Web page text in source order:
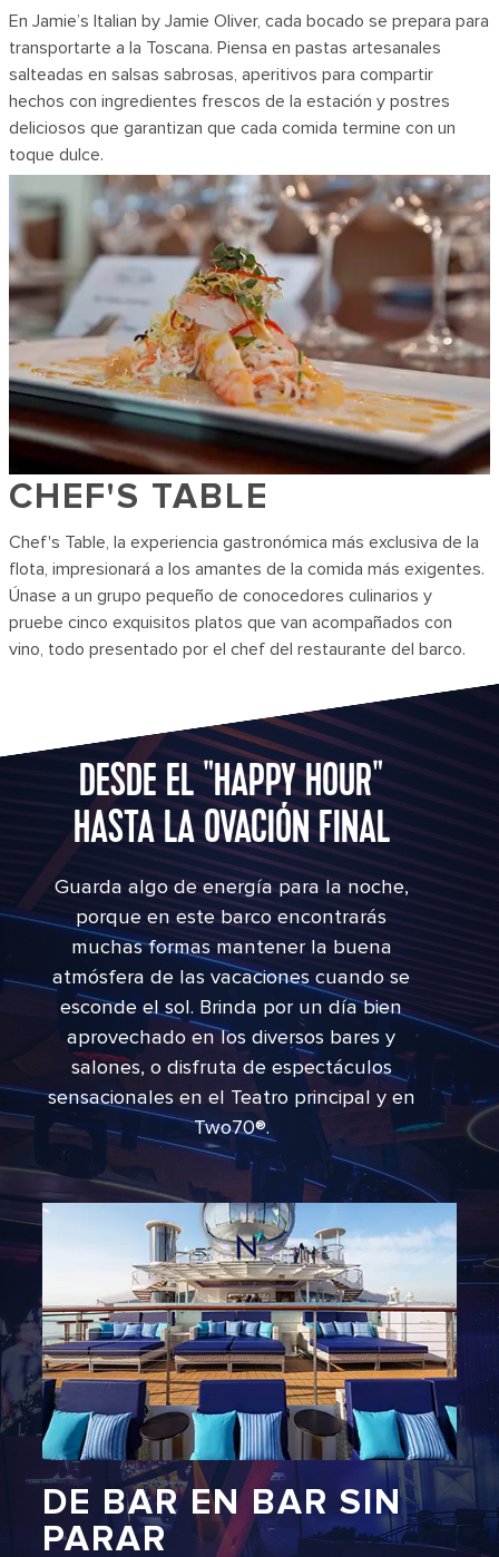
En Jamie’s Italian by Jamie Oliver, cada bocado se prepara para
transportarte a la Toscana. Piensa en pastas artesanales
salteadas en salsas sabrosas, aperitivos para compartir
hechos con ingredientes frescos de la estación y postres
deliciosos que garantizan que cada comida termine con un
toque dulce.
CHEF'S TABLE
Chef's Table, la experiencia gastronómica más exclusiva de la
flota, impresionará a los amantes de la comida más exigentes.
Únase a un grupo pequeño de conocedores culinarios y
pruebe cinco exquisitos platos que van acompañados con
vino, todo presentado por el chef del restaurante del barco.
DESDE EL "HAPPY HOUR"
HASTA LA OVACIÓN FINAL
Guarda algo de energía para la noche,
porque en este barco encontrarás
muchas formas mantener la buena
atmósfera de las vacaciones cuando se
esconde el sol. Brinda por un día bien
aprovechado en los diversos bares y
salones, o disfruta de espectáculos
sensacionales en el Teatro principal y en
Two70®.
DE BAR EN BAR SIN
PARAR